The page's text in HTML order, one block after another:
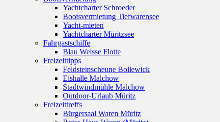
Yachtcharter Schroeder
Bootsvermietung Tiefwarensee
Yacht-mieten
Yachtcharter Müritzsee
Fahrgastschiffe
Blau Weisse Flotte
Freizeittipps
Feldsteinscheune Bollewick
Eishalle Malchow
Stadtwindmühle Malchow
Outdoor-Urlaub Müritz
Freizeittreffs
Bürgersaal Waren Müritz